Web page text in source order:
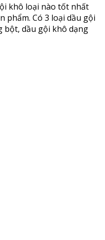
khô loại nào tốt nhất
phẩm. Có 3 loại dầu gội
bột, dầu gội khô dạng